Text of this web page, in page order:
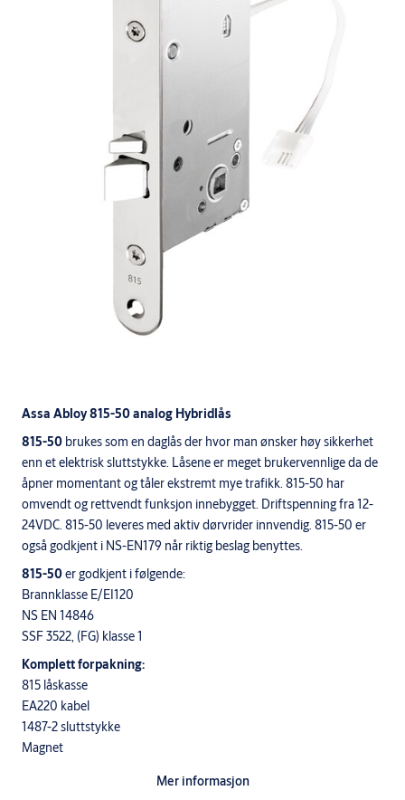
Assa Abloy 815-50 analog Hybridlås
815-50 brukes som en daglås der hvor man ønsker høy sikkerhet
enn et elektrisk sluttstykke. Låsene er meget brukervennlige da de
åpner momentant og tåler ekstremt mye trafikk. 815-50 har
omvendt og rettvendt funksjon innebygget. Driftspenning fra 12-
24VDC. 815-50 leveres med aktiv dørvrider innvendig. 815-50 er
også godkjent i NS-EN179 når riktig beslag benyttes.
815-50er godkjent i følgende:
Brannklasse E/EI120
NS EN 14846
SSF 3522, (FG) klasse 1
Komplett forpakning:
815 låskasse
EA220 kabel
1487-2 sluttstykke
Magnet
Mer informasjon